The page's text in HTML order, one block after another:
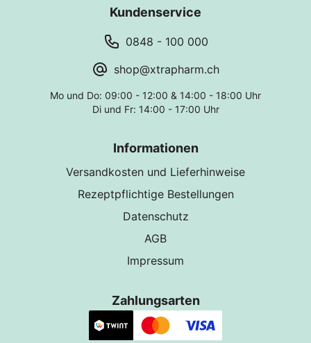
Kundenservice
0848 - 100 000
shop@xtrapharm.ch
Mo und Do: 09:00 - 12:00 & 14:00 - 18:00 Uhr
Di und Fr: 14:00 - 17:00 Uhr
Informationen
Versandkosten und Lieferhinweise
Rezeptpflichtige Bestellungen
Datenschutz
AGB
Impressum
Zahlungsarten